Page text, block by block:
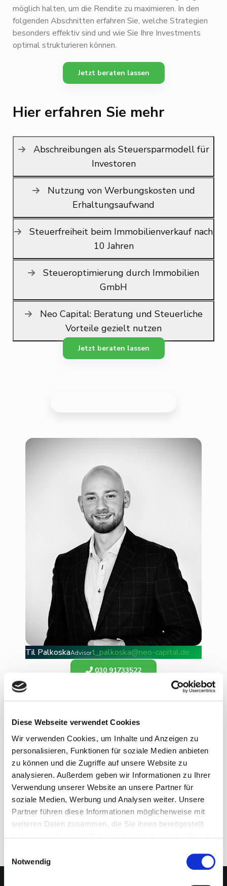
Diese Webseite verwendet Cookies
Wir verwenden Cookies, um Inhalte und Anzeigen zu
personalisieren, Funktionen für soziale Medien anbieten
zu können und die Zugriffe auf unsere Website zu
analysieren. Außerdem geben wir Informationen zu Ihrer
Verwendung unserer Website an unsere Partner für
soziale Medien, Werbung und Analysen weiter. Unsere
Partner führen diese Informationen möglicherweise mit
weiteren Daten zusammen, die Sie ihnen bereitgestellt
Notwendig
möglich halten, um die Rendite zu maximieren. In den
folgenden Abschnitten erfahren Sie, welche Strategien
besonders effektiv sind und wie Sie Ihre Investments
optimal strukturieren können.
Jetzt beraten lassen
Hier erfahren Sie mehr
Abschreibungen als Steuersparmodell für
Investoren
Nutzung von Werbungskosten und
Erhaltungsaufwand
Steuerfreiheit beim Immobilienverkauf nach
10 Jahren
Steueroptimierung durch Immobilien
GmbH
Neo Capital: Beratung und Steuerliche
Vorteile gezielt nutzen
Jetzt beraten lassen
Til PalkoskaAdvisort_palkoska@neo-capital.de
030 91733522
Öffnungszeiten
Montag bis Freitag
8.00 - 20.00 Uhr
Folge uns